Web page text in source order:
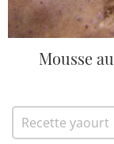
Mousse
Recette yaourt